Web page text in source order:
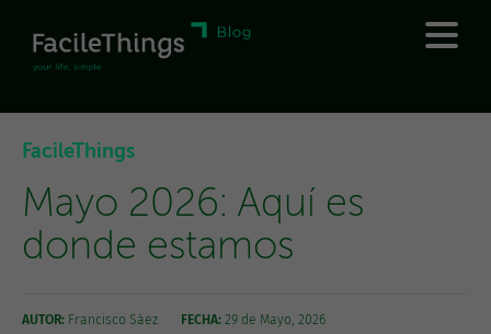
FacileThings
Mayo 2026: Aquí es
donde estamos
AUTOR: Francisco Sáez FECHA: 29 de Mayo, 2026